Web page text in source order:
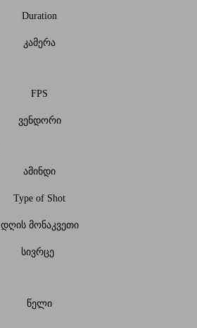
Duration
კამერა
FPS
ვენდორი
ამინდი
Type of Shot
დღის მონაკვეთი
სივრცე
წელი